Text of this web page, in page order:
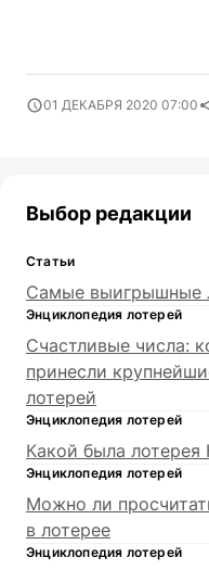
01 ДЕКАБРЯ 2020 07:00
Выбор редакции
Статьи
Самые выигрышные
Энциклопедия лотерей
Счастливые числа:
принесли
лотерей
Энциклопедия лотерей
Какой была лотерея
Энциклопедия лотерей
Можно ли
в лотерее
Энциклопедия лотерей